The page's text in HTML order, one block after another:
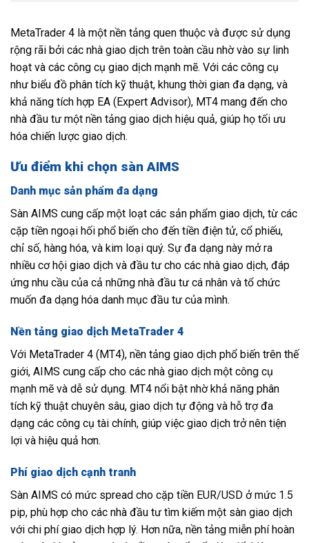
MetaTrader 4 là một nền tảng quen thuộc và được sử dụng
rộng rãi bởi các nhà giao dịch trên toàn cầu nhờ vào sự linh
hoạt và các công cụ giao dịch mạnh mẽ. Với các công cụ
như biểu đồ phân tích kỹ thuật, khung thời gian đa dạng, và
khả năng tích hợp EA (Expert Advisor), MT4 mang đến cho
nhà đầu tư một nền tảng giao dịch hiệu quả, giúp họ tối ưu
hóa chiến lược giao dịch.
Ưu điểm khi chọn sàn AIMS
Danh mục sản phẩm đa dạng
Sàn AIMS cung cấp một loạt các sản phẩm giao dịch, từ các
cặp tiền ngoại hối phổ biến cho đến tiền điện tử, cổ phiếu,
chỉ số, hàng hóa, và kim loại quý. Sự đa dạng này mở ra
nhiều cơ hội giao dịch và đầu tư cho các nhà giao dịch, đáp
ứng nhu cầu của cả những nhà đầu tư cá nhân và tổ chức
muốn đa dạng hóa danh mục đầu tư của mình.
Nền tảng giao dịch MetaTrader 4
Với MetaTrader 4 (MT4), nền tảng giao dịch phổ biến trên thế
giới, AIMS cung cấp cho các nhà giao dịch một công cụ
mạnh mẽ và dễ sử dụng. MT4 nổi bật nhờ khả năng phân
tích kỹ thuật chuyên sâu, giao dịch tự động và hỗ trợ đa
dạng các công cụ tài chính, giúp việc giao dịch trở nên tiện
lợi và hiệu quả hơn.
Phí giao dịch cạnh tranh
Sàn AIMS có mức spread cho cặp tiền EUR/USD ở mức 1.5
pip, phù hợp cho các nhà đầu tư tìm kiếm một sàn giao dịch
với chi phí giao dịch hợp lý. Hơn nữa, nền tảng miễn phí hoàn